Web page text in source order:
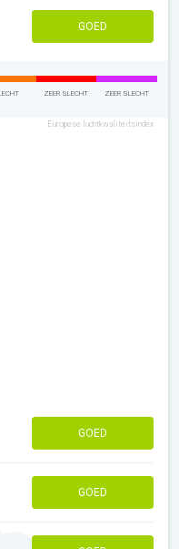
GOED
ZEER SLECHT ZEER SLECHT
Europese luchtkwaliteitsindex
GOED
GOED